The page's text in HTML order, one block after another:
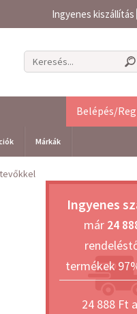
Ingyenes kiszállítás
Belépés/
Márkák
Ingyenes
már 24
termékek
24 888 Ft